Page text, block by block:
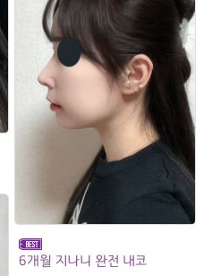
6개월 지나니 완전 내코